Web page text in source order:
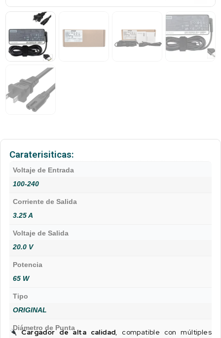
Caraterisiticas:
Voltaje de Entrada
100-240
Corriente de Salida
3.25 A
Voltaje de Salida
20.0 V
Potencia
65 W
Tipo
ORIGINAL
Diámetro de Punta
Cargador de alta calidad, compatible con múltiples